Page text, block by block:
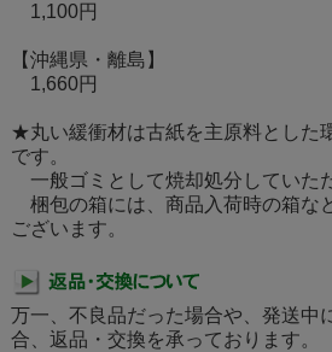
1,100円
【沖縄県・離島】
1,660円
★丸い緩衝材は古紙を主原料とした
です。
一般ゴミとして焼却処分していた
梱包の箱には、商品入荷時の箱な
ございます。
万一、不良品だった場合や、発送中
合、返品・交換を承っております。